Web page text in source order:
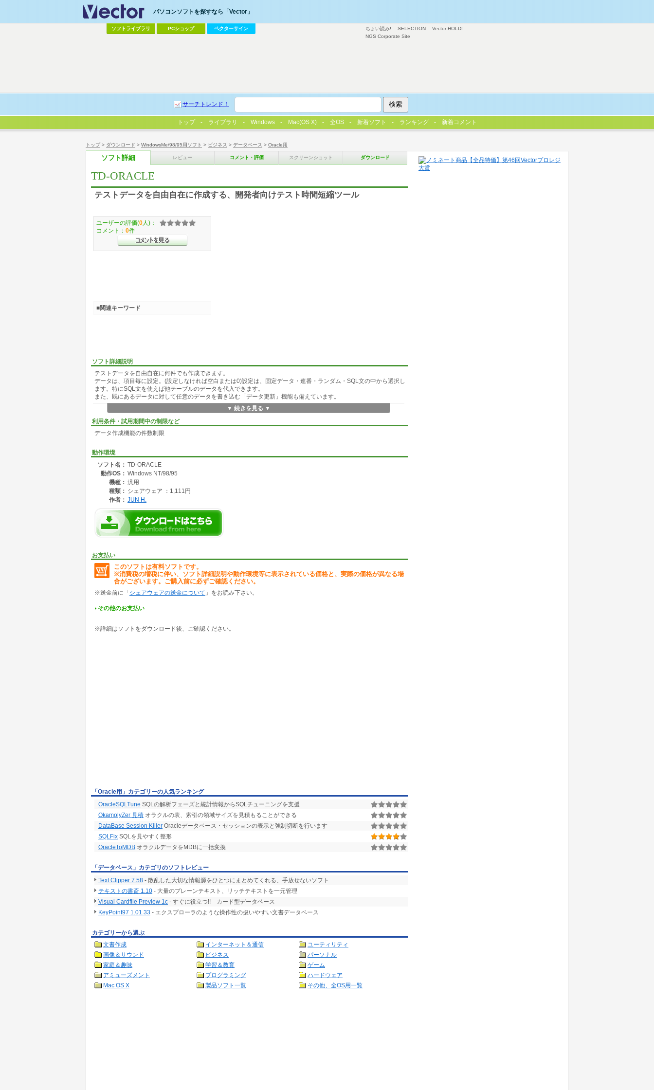
トップ> ダウンロード > WindowsMe/98/95用ソフト > ビジネス > データベース > Oracle用
ソフト詳細 レビュー コメント・評価 スクリーンショット ダウンロード
TD-ORACLE
テストデータを自由自在に作成する、開発者向けテスト時間短縮ツール
ソフト詳細説明
テストデータを自由自在に何件でも作成できます。
データは、項目毎に設定。(設定しなければ空白または0)設定は、固定データ・連番・ランダム・SQL文の中から選択し
ます。特にSQL文を使えば他テーブルのデータを代入できます。
また、既にあるデータに対して任意のデータを書き込む「データ更新」機能も備えています。
その他の機能
項目の一括設定/ヘルプ/データ削除/データ閲覧/ORACLE PLUS起動/テーブル構造解析/ビュー定義情報表示
▼ 続きを見る ▼
利用条件・試用期間中の制限など
データ作成機能の件数制限
動作環境
ソフト名： TD-ORACLE
動作OS： Windows NT/98/95
機種： 汎用
種類： シェアウェア ：1,111円
作者： JUN H.
お支払い
このソフトは有料ソフトです。
※消費税の増税に伴い、ソフト詳細説明や動作環境等に表示されている価格と、実際の価格が異なる場
合がございます。ご購入前に必ずご確認ください。
※送金前に「 シェアウェアの送金について 」をお読み下さい。
その他のお支払い
※詳細はソフトをダウンロード後、ご確認ください。
ユーザーの評価(0 人)：
コメント： 0件
■関連キーワード
「Oracle用」カテゴリーの人気ランキング
OracleSQLTune SQLの解析フェーズと統計情報からSQLチューニングを支援
OkamolyZer 見積 オラクルの表、索引の領域サイズを見積もることができる
DataBase Session Killer Oracleデータベース・セッションの表示と強制切断を行います
SQLFix SQLを見やすく整形
OracleToMDB オラクルデータをMDBに一括変換
「データベース」カテゴリのソフトレビュー
Text Clipper 7.58 - 散乱した大切な情報源をひとつにまとめてくれる、手放せないソフト
テキストの書斎 1.10 - 大量のプレーンテキスト、リッチテキストを一元管理
Visual Cardfile Preview 1c - すぐに役立つ!! カード型データベース
KeyPoint97 1.01.33 - エクスプローラのような操作性の扱いやすい文書データベース
カテゴリーから選ぶ
文書作成
インターネット＆通信
ユーティリティ
画像＆サウンド
ビジネス
パーソナル
家庭＆趣味
学習＆教育
ゲーム
アミューズメント
プログラミング
ハードウェア
Mac OS X
製品ソフト一覧 その他、全OS用一覧
ちょい読み! SELECTION
Vector HOLDI
NGS Corporate Site
パソコンソフトを探すなら「Vector」
ソフトライブラリ PCショップ ベクターサイン
サーチトレンド！
トップ ライブラリ Windows Mac(OS X) 全OS 新着ソフト ランキング 新着コメント